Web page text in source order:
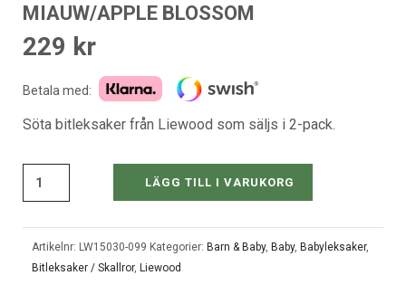
MIAUW/APPLE BLOSSOM
229 kr
Betala med:
Söta bitleksaker från Liewood som säljs i 2-pack.
LÄGG TILL I VARUKORG
Artikelnr: LW15030-099 Kategorier: Barn & Baby, Baby, Babyleksaker,
Bitleksaker / Skallror, Liewood